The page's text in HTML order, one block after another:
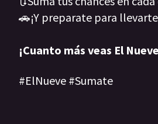
🚗¡Y preparate para
¡Cuanto más veas El
#ElNueve #Sumate